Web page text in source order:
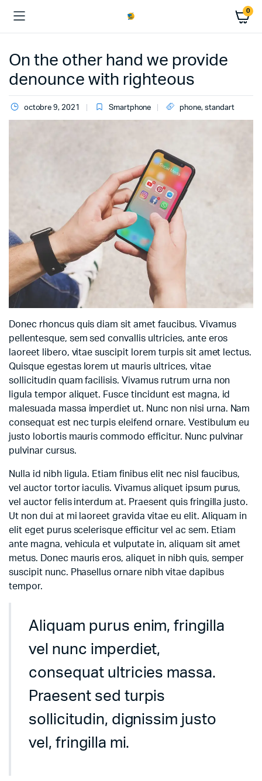
0
On the other hand we provide
denounce with righteous
octobre 9, 2021 Smartphone phone, standart
Donec rhoncus quis diam sit amet faucibus. Vivamus
pellentesque, sem sed convallis ultricies, ante eros
laoreet libero, vitae suscipit lorem turpis sit amet lectus.
Quisque egestas lorem ut mauris ultrices, vitae
sollicitudin quam facilisis. Vivamus rutrum urna non
ligula tempor aliquet. Fusce tincidunt est magna, id
malesuada massa imperdiet ut. Nunc non nisi urna. Nam
consequat est nec turpis eleifend ornare. Vestibulum eu
justo lobortis mauris commodo efficitur. Nunc pulvinar
pulvinar cursus.
Nulla id nibh ligula. Etiam finibus elit nec nisl faucibus,
vel auctor tortor iaculis. Vivamus aliquet ipsum purus,
vel auctor felis interdum at. Praesent quis fringilla justo.
Ut non dui at mi laoreet gravida vitae eu elit. Aliquam in
elit eget purus scelerisque efficitur vel ac sem. Etiam
ante magna, vehicula et vulputate in, aliquam sit amet
metus. Donec mauris eros, aliquet in nibh quis, semper
suscipit nunc. Phasellus ornare nibh vitae dapibus
tempor.
Aliquam purus enim, fringilla
vel nunc imperdiet,
consequat ultricies massa.
Praesent sed turpis
sollicitudin, dignissim justo
vel, fringilla mi.